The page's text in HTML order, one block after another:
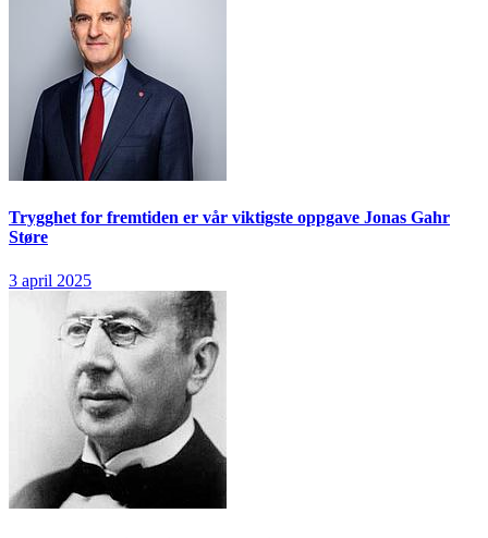
Trygghet for fremtiden er vår viktigste oppgave Jonas Gahr
Støre
3 april 2025